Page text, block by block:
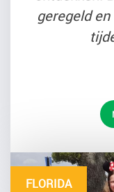
geregeld
FLORIDA